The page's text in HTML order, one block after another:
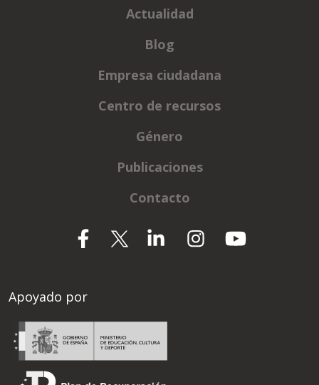
Actualidad
Blog
Empresa ciudadana
Centro de recursos
Género
Publicaciones
Contacto
Apoyado por